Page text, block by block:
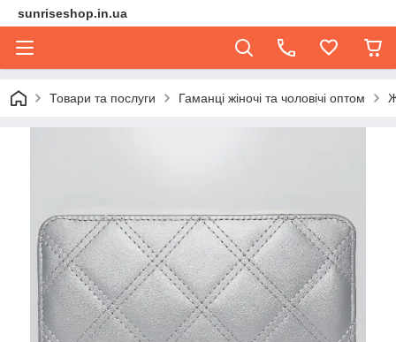
sunriseshop.in.ua
Товари та послуги Гаманці жіночі та чоловічі оптом